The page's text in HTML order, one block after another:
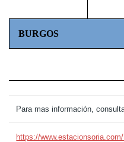
BURGOS
Para mas información,
https://